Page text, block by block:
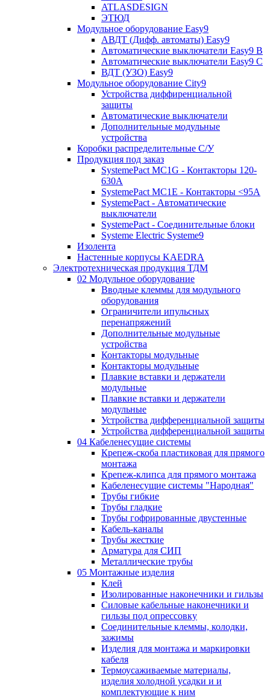
ATLASDESIGN
ЭТЮД
Модульное оборудование Easy9
АВДТ (Дифф. автоматы) Easy9
Автоматические выключатели Easy9 В
Автоматические выключатели Easy9 С
ВДТ (УЗО) Easy9
Модульное оборудование City9
Устройства диффиренциальной
защиты
Автоматические выключатели
Дополнительные модульные
устройства
Коробки распределительные C/У
Продукция под заказ
SystemePact MC1G - Контакторы 120-
630A
SystemePact MC1E - Контакторы <95A
SystemePact - Автоматические
выключатели
SystemePact - Соединительные блоки
Systeme Electric Systeme9
Изолента
Настенные корпусы KAEDRA
Электротехническая продукция ТДМ
02 Модульное оборудование
Вводные клеммы для модульного
оборудования
Ограничители ипульсных
перенапряжений
Дополнительные модульные
устройства
Контакторы модульные
Контакторы модульные
Плавкие вставки и держатели
модульные
Плавкие вставки и держатели
модульные
Устройства дифференциальной защиты
Устройства дифференциальной защиты
04 Кабеленесущие системы
Крепеж-скоба пластиковая для прямого
монтажа
Крепеж-клипса для прямого монтажа
Кабеленесущие системы "Народная"
Трубы гибкие
Трубы гладкие
Трубы гофрированные двустенные
Кабель-каналы
Трубы жесткие
Арматура для СИП
Металлические трубы
05 Монтажные изделия
Клей
Изолированные наконечники и гильзы
Силовые кабельные наконечники и
гильзы под опрессовку
Соединительные клеммы, колодки,
зажимы
Изделия для монтажа и маркировки
кабеля
Термоусаживаемые материалы,
изделия холодной усадки и и
комплектующие к ним